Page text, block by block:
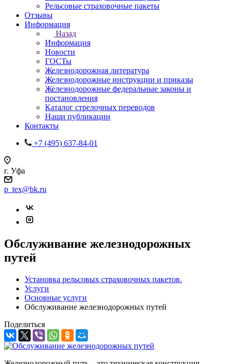
Рельсовые страховочные пакеты
Отзывы
Информация
Назад
Информация
Новости
ГОСТы
Железнодорожная литература
Железнодорожные инструкции и приказы
Железнодорожные федеральные законы и
постановления
Каталог стрелочных переводов
Наши публикации
Контакты
+7 (495) 637-84-01
г. Уфа
p_tex@bk.ru
Обслуживание железнодорожных
путей
Установка рельсовых страховочных пакетов.
Услуги
Основные услуги
Обслуживание железнодорожных путей
Поделиться